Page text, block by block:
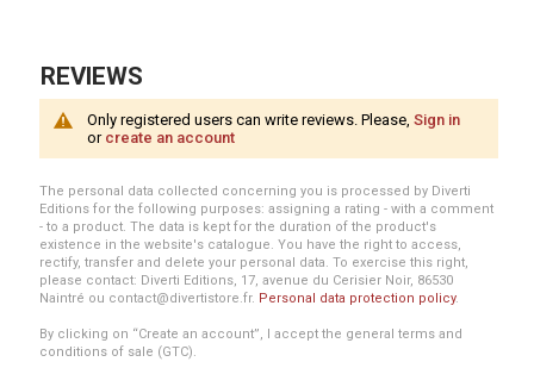
REVIEWS
Only registered users can write reviews. Please, Sign in
or create an account
The personal data collected concerning you is processed by Diverti
Editions for the following purposes: assigning a rating - with a comment
- to a product. The data is kept for the duration of the product's
existence in the website's catalogue. You have the right to access,
rectify, transfer and delete your personal data. To exercise this right,
please contact: Diverti Editions, 17, avenue du Cerisier Noir, 86530
Naintré ou contact@divertistore.fr. Personal data protection policy.
By clicking on “Create an account”, I accept the general terms and
conditions of sale (GTC).